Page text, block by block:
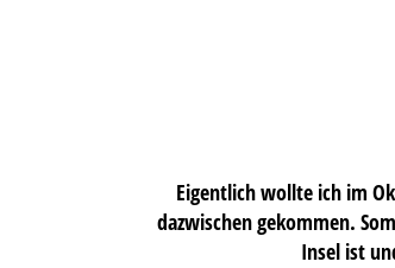
Eigentlich wollte ich im
dazwischen gekommen.
Insel ist